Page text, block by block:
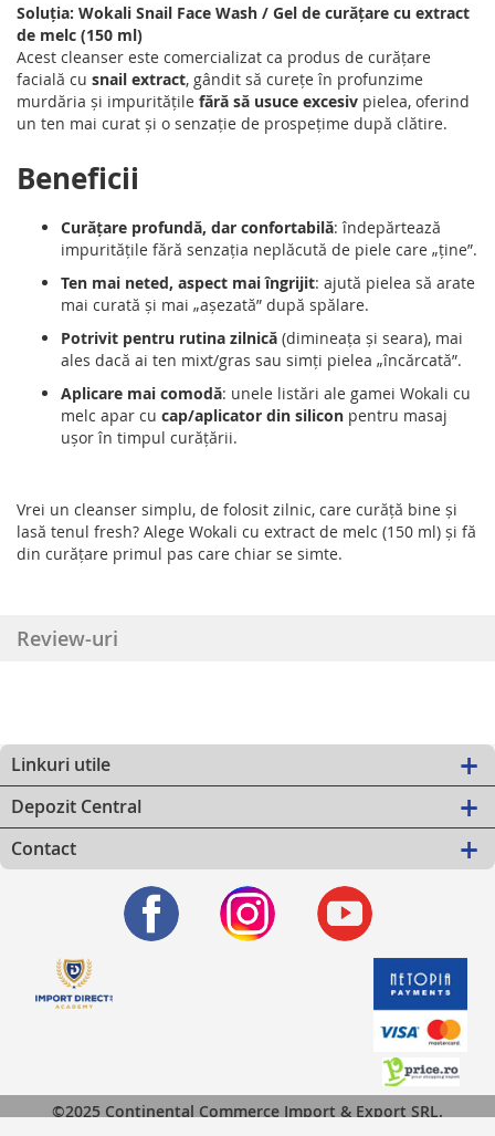
Soluția: Wokali Snail Face Wash / Gel de curățare cu extract
de melc (150 ml)
Acest cleanser este comercializat ca produs de curățare
facială cu snail extract, gândit să curețe în profunzime
murdăria și impuritățile fără să usuce excesiv pielea, oferind
un ten mai curat și o senzație de prospețime după clătire.
Beneficii
Curățare profundă, dar confortabilă: îndepărtează
impuritățile fără senzația neplăcută de piele care „ține”.
Ten mai neted, aspect mai îngrijit: ajută pielea să arate
mai curată și mai „așezată” după spălare.
Potrivit pentru rutina zilnică (dimineața și seara), mai
ales dacă ai ten mixt/gras sau simți pielea „încărcată”.
Aplicare mai comodă: unele listări ale gamei Wokali cu
melc apar cu cap/aplicator din silicon pentru masaj
ușor în timpul curățării.
Vrei un cleanser simplu, de folosit zilnic, care curăță bine și
lasă tenul fresh? Alege Wokali cu extract de melc (150 ml) și fă
din curățare primul pas care chiar se simte.
Review-uri
Linkuri utile
Depozit Central
Contact
©2025 Continental Commerce Import & Export SRL.